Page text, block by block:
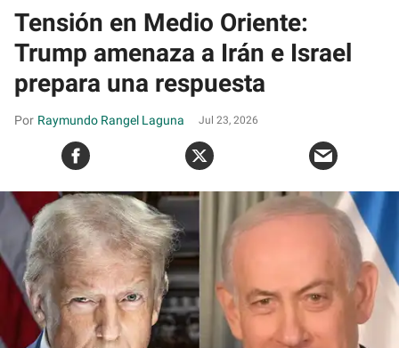
Tensión en Medio Oriente:
Trump amenaza a Irán e Israel
prepara una respuesta
Raymundo Rangel Laguna Jul 23, 2026